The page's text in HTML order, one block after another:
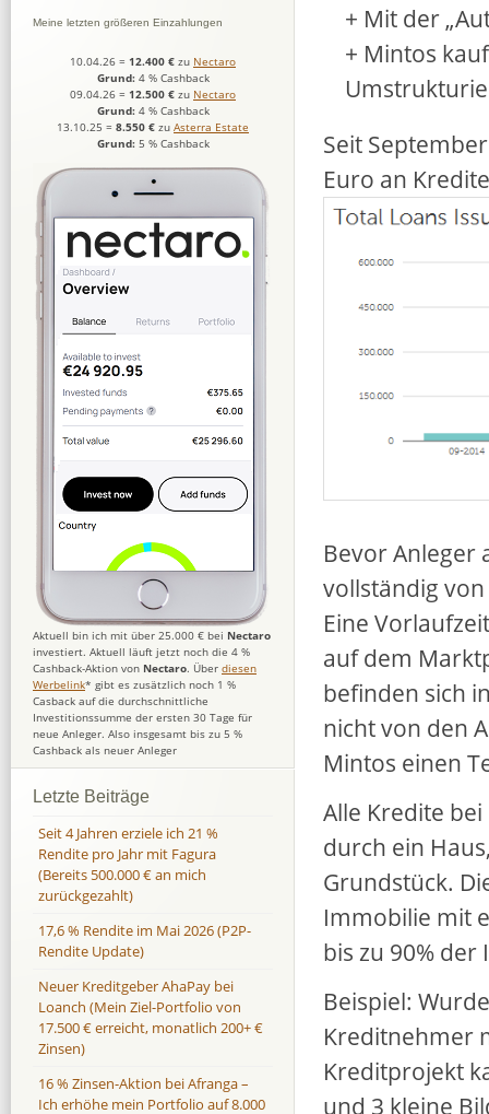
+ Mit der
+ Mintos
Seit
Euro an
Bevor Anleger
vollständig
Eine
auf dem
befinden sich
nicht von den
Mintos einen
Alle Kredite
durch ein
Grundstück.
Immobilie mit
bis zu 90%
Beispiel:
Kreditnehmer
Kreditprojekt
und 3 kleine
Meine letzten größeren Einzahlungen
10.04.26 = 12.400 € zu Nectaro
Grund: 4 % Cashback
09.04.26 = 12.500 € zu Nectaro
Grund: 4 % Cashback
13.10.25 = 8.550 € zu Asterra Estate
Grund: 5 % Cashback
Aktuell bin ich mit über 25.000 € bei Nectaro
investiert. Aktuell läuft jetzt noch die 4 %
Cashback-Aktion von Nectaro. Über diesen
Werbelink* gibt es zusätzlich noch 1 %
Casback auf die durchschnittliche
Investitionssumme der ersten 30 Tage für
neue Anleger. Also insgesamt bis zu 5 %
Cashback als neuer Anleger
Letzte Beiträge
Seit 4 Jahren erziele ich 21 %
Rendite pro Jahr mit Fagura
(Bereits 500.000 € an mich
zurückgezahlt)
17,6 % Rendite im Mai 2026 (P2P-
Rendite Update)
Neuer Kreditgeber AhaPay bei
Loanch (Mein Ziel-Portfolio von
17.500 € erreicht, monatlich 200+ €
Zinsen)
16 % Zinsen-Aktion bei Afranga –
Ich erhöhe mein Portfolio auf 8.000